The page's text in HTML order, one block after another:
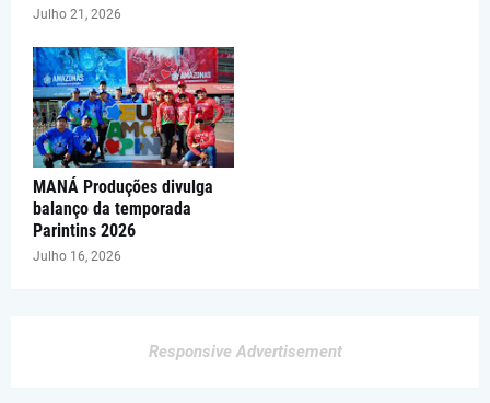
Julho 21, 2026
MANÁ Produções divulga
balanço da temporada
Parintins 2026
Julho 16, 2026
Responsive Advertisement